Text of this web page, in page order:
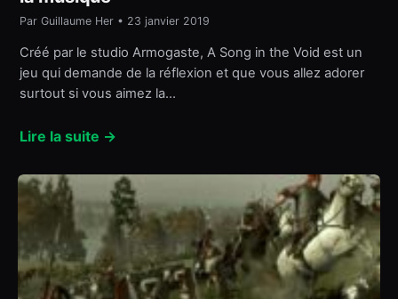
Par Guillaume Her • 23 janvier 2019
Créé par le studio Armogaste, A Song in the Void est un
jeu qui demande de la réflexion et que vous allez adorer
surtout si vous aimez la…
Lire la suite →